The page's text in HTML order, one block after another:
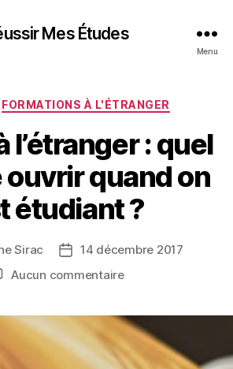
Mes Études
Menu
Catégories
FORMATIONS À L'ÉTRANGER
l’étranger : quel
quand on
étudiant ?
Sirac
Date14 décembre 2017
Aucun commentairesur
l’étranger
:
quel